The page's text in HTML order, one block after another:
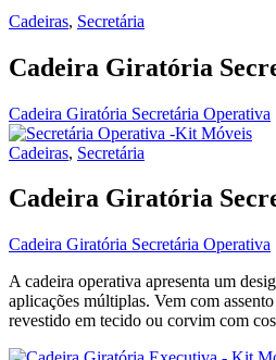
Cadeiras, Secretária
Cadeira Giratória
Cadeira Giratória Secretária Operativa
Cadeiras, Secretária
Cadeira Giratória
Cadeira Giratória Secretária Operativa
A cadeira operativa apresenta um
aplicações múltiplas. Vem com
revestido em tecido ou corvim com